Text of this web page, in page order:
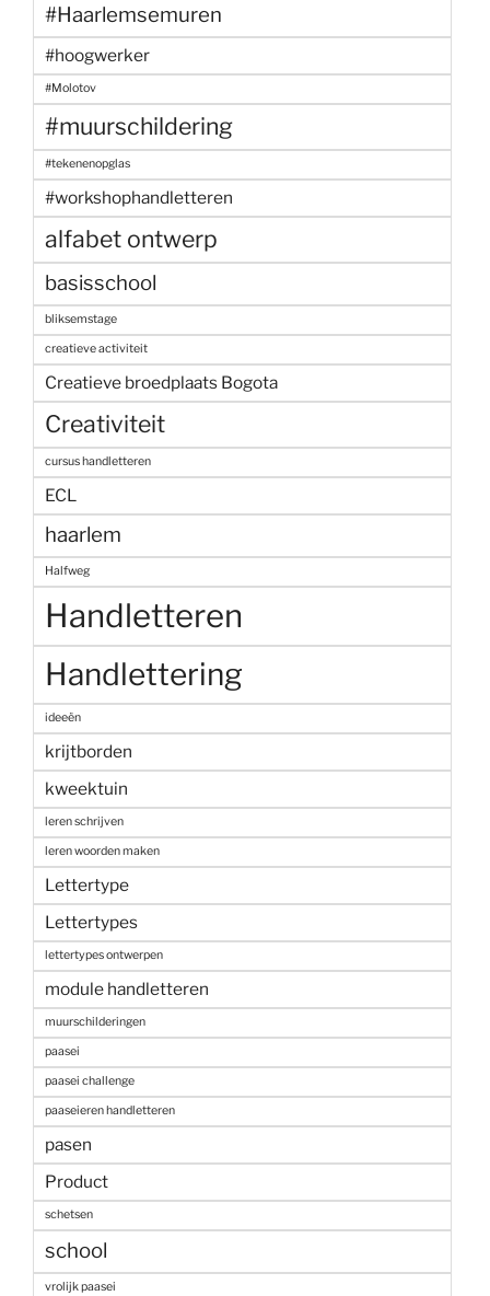
#Haarlemsemuren
#hoogwerker
#Molotov
#muurschildering
#tekenenopglas
#workshophandletteren
alfabet ontwerp
basisschool
bliksemstage
creatieve activiteit
Creatieve broedplaats Bogota
Creativiteit
cursus handletteren
ECL
haarlem
Halfweg
Handletteren
Handlettering
ideeën
krijtborden
kweektuin
leren schrijven
leren woorden maken
Lettertype
Lettertypes
lettertypes ontwerpen
module handletteren
muurschilderingen
paasei
paasei challenge
paaseieren handletteren
pasen
Product
schetsen
school
vrolijk paasei